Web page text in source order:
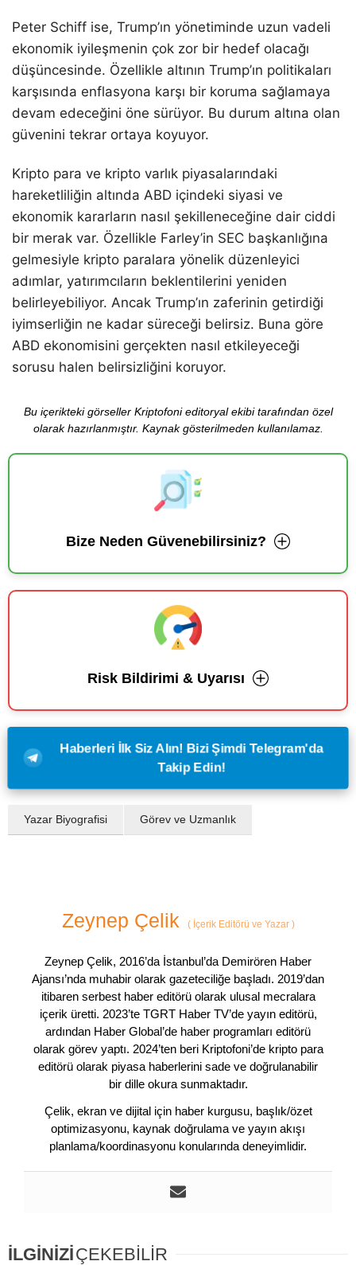
Peter Schiff ise, Trump’ın yönetiminde uzun vadeli
ekonomik iyileşmenin çok zor bir hedef olacağı
düşüncesinde. Özellikle altının Trump’ın politikaları
karşısında enflasyona karşı bir koruma sağlamaya
devam edeceğini öne sürüyor. Bu durum altına olan
güvenini tekrar ortaya koyuyor.
Kripto para ve kripto varlık piyasalarındaki
hareketliliğin altında ABD içindeki siyasi ve
ekonomik kararların nasıl şekilleneceğine dair ciddi
bir merak var. Özellikle Farley’in SEC başkanlığına
gelmesiyle kripto paralara yönelik düzenleyici
adımlar, yatırımcıların beklentilerini yeniden
belirleyebiliyor. Ancak Trump’ın zaferinin getirdiği
iyimserliğin ne kadar süreceği belirsiz. Buna göre
ABD ekonomisini gerçekten nasıl etkileyeceği
sorusu halen belirsizliğini koruyor.
Bu içerikteki görseller Kriptofoni editoryal ekibi tarafından özel
olarak hazırlanmıştır. Kaynak gösterilmeden kullanılamaz.
Bize Neden Güvenebilirsiniz?
Risk Bildirimi & Uyarısı
Haberleri İlk Siz Alın! Bizi Şimdi Telegram'da
Takip Edin!
Yazar Biyografisi Görev ve Uzmanlık
Zeynep Çelik (İçerik Editörü ve Yazar )
Zeynep Çelik, 2016’da İstanbul’da Demirören Haber
Ajansı’nda muhabir olarak gazeteciliğe başladı. 2019’dan
itibaren serbest haber editörü olarak ulusal mecralara
içerik üretti. 2023’te TGRT Haber TV’de yayın editörü,
ardından Haber Global’de haber programları editörü
olarak görev yaptı. 2024’ten beri Kriptofoni’de kripto para
editörü olarak piyasa haberlerini sade ve doğrulanabilir
bir dille okura sunmaktadır.
Çelik, ekran ve dijital için haber kurgusu, başlık/özet
optimizasyonu, kaynak doğrulama ve yayın akışı
planlama/koordinasyonu konularında deneyimlidir.
İLGİNİZİÇEKEBİLİR